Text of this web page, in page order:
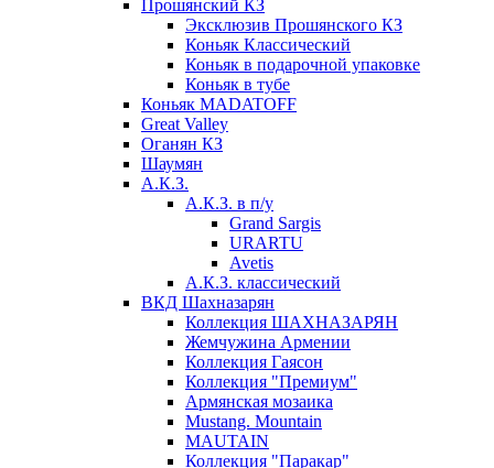
Прошянский КЗ
Эксклюзив Прошянского КЗ
Коньяк Классический
Коньяк в подарочной упаковке
Коньяк в тубе
Коньяк MADATOFF
Great Valley
Оганян КЗ
Шаумян
А.К.З.
А.К.З. в п/у
Grand Sargis
URARTU
Avetis
А.К.З. классический
ВКД Шахназарян
Коллекция ШАХНАЗАРЯН
Жемчужина Армении
Коллекция Гаясон
Коллекция "Премиум"
Армянская мозаика
Mustang. Mountain
MAUTAIN
Коллекция "Паракар"